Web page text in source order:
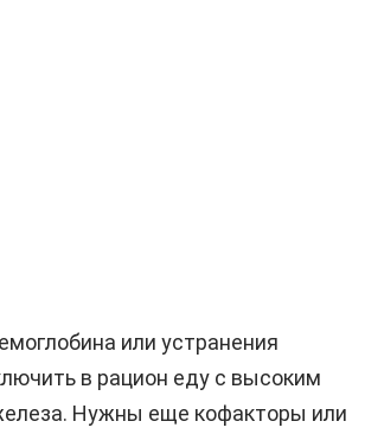
или устранения
в рацион еду с высоким
Нужны еще кофакторы или